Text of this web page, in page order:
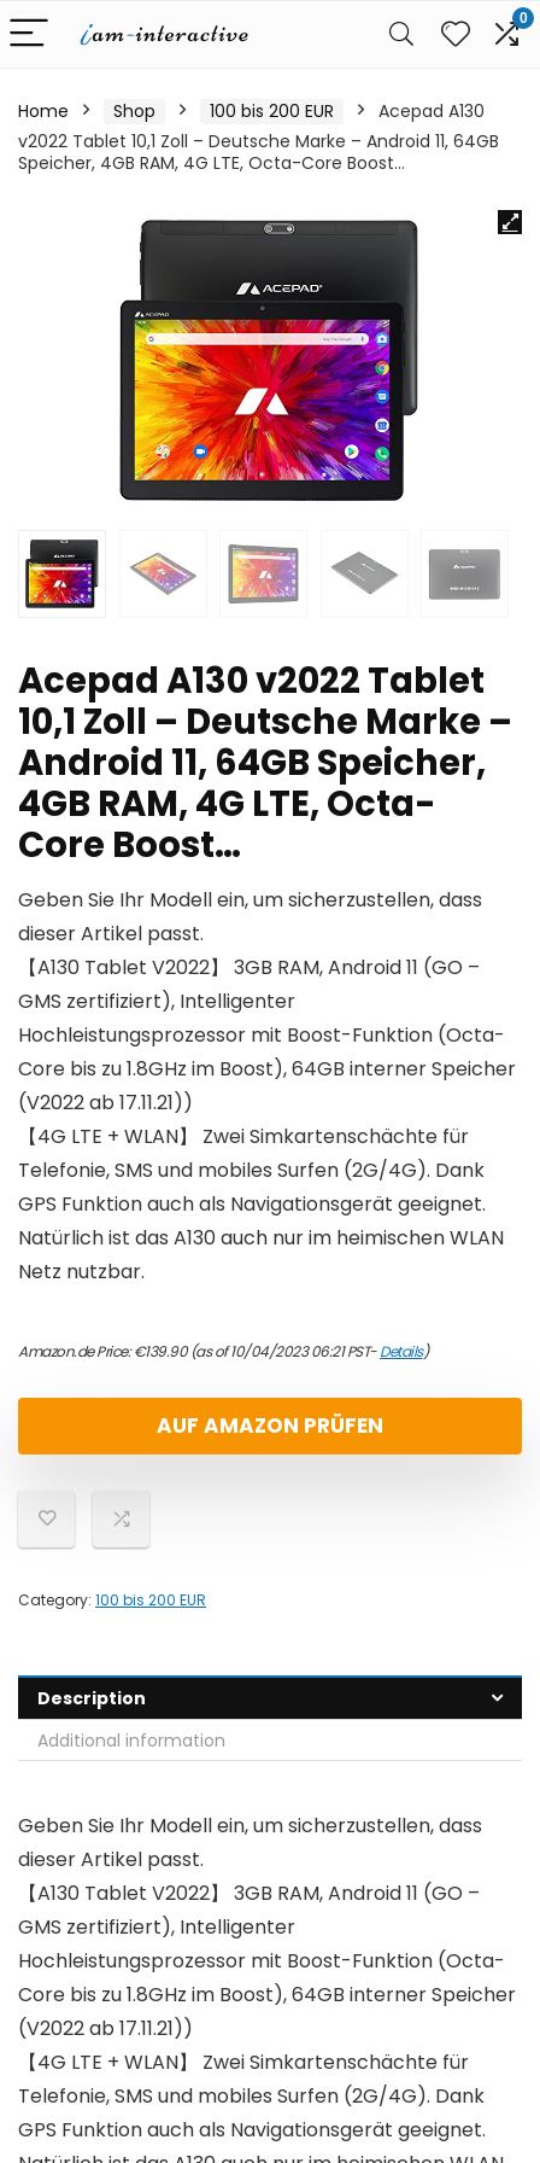
0
Home Shop 100 bis 200 EUR
Acepad A130
v2022 Tablet 10,1 Zoll – Deutsche Marke – Android 11, 64GB
Speicher, 4GB RAM, 4G LTE, Octa-Core Boost…
Acepad A130 v2022 Tablet
10,1 Zoll – Deutsche Marke –
Android 11, 64GB Speicher,
4GB RAM, 4G LTE, Octa-
Core Boost…
Geben Sie Ihr Modell ein, um sicherzustellen, dass
dieser Artikel passt.
【A130 Tablet V2022】 3GB RAM, Android 11 (GO –
GMS zertifiziert), Intelligenter
Hochleistungsprozessor mit Boost-Funktion (Octa-
Core bis zu 1.8GHz im Boost), 64GB interner Speicher
(V2022 ab 17.11.21))
【4G LTE + WLAN】 Zwei Simkartenschächte für
Telefonie, SMS und mobiles Surfen (2G/4G). Dank
GPS Funktion auch als Navigationsgerät geeignet.
Natürlich ist das A130 auch nur im heimischen WLAN
Netz nutzbar.
Amazon.de Price:€139.90(as of 10/04/2023 06:21 PST-Details)
AUF AMAZON PRÜFEN
Category: 100 bis 200 EUR
Description
Additional information
Geben Sie Ihr Modell ein, um sicherzustellen, dass
dieser Artikel passt.
【A130 Tablet V2022】 3GB RAM, Android 11 (GO –
GMS zertifiziert), Intelligenter
Hochleistungsprozessor mit Boost-Funktion (Octa-
Core bis zu 1.8GHz im Boost), 64GB interner Speicher
(V2022 ab 17.11.21))
【4G LTE + WLAN】 Zwei Simkartenschächte für
Telefonie, SMS und mobiles Surfen (2G/4G). Dank
GPS Funktion auch als Navigationsgerät geeignet.